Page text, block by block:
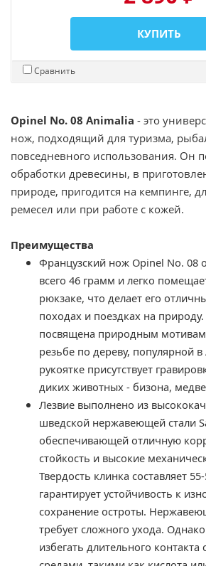
КУПИТЬ
Сравнить
Opinel No. 08 Animalia - это
нож, подходящий для туризма,
повседневного использования. Он
обработки древесины, в
природе, пригодится на кемпинге,
ремесел или при работе с кожей.
Преимущества
Французский нож Opinel No. 08
всего 46 грамм и легко
рюкзаке, что делает его
походах и поездках на
посвящена природным
резьбе по дереву, популярной
рукоятке присутствует
диких животных - бизона,
Лезвие выполнено из
шведской нержавеющей стали
обеспечивающей отличную
стойкость и высокие
Твердость клинка составляет
гарантирует устойчивость к
сохранение остроты.
требует сложного ухода.
избегать длительного контакта